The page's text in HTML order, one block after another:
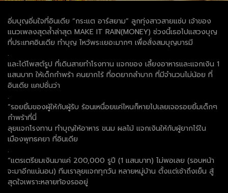
อิ่มบุญอิ่มใจที่อินเดีย “กระแต อาร์สยาม” ลูกทุ่งสาวสายแซ่บ เจ้าของ
แนวเพลงสุดล้ำล่าสุด MAKE IT RAIN(MONEY) ช่วงนี้เธอไปแสวงบุญ
ที่ประเทศอินเดีย ทำบุญ ไหว้พระเยอะมากๆ เพื่อสั่งสมบุญบารมี
.
และได้โพสต์รูป ที่เดินสายทำโรงทาน แจกของ เลี้ยงอาหารและแจกเงิน 1
แสนบาท ให้เด็กกำพร้า คนยากไร้ ที่อดยากลำบาก ที่มีจำนวนไม่น้อย ที่
อินเดีย แคปชั่นว่า
.
“รอยยิ้มของผู้ให้กับผู้รับ ร้อนเหนื่อยแค่ไหนก็หายไปเลยเจอรอยยิ้มเด็กๆ
กำพร้าที่นี่
ลุยแจกโรงทาน ทำบุญให้อาหาร ขนม ผลไม้ แจกเงินให้กับผู้ยากไร้ใน
เมืองพุทธคยา ที่อินเดีย
.
“แตรเตรียมเงินมาแค่ 200,000 รูปี (1 แสนบาท) ไม่พอเลย (รอบหน้า
จะมาอีกแน่นอน) ทีมเราลุยแจกทุกวัน หลายหมู่บ้าน ตั้งแต่เช้าถึงเย็น สู้
สุดใจเพราะหลายท้องรออยู่